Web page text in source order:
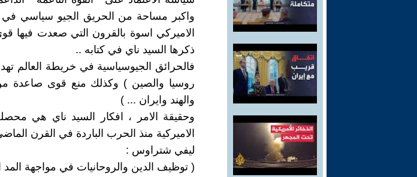
واكبر مساحة من الحريق الجيو سياسي في
الاميركي اسوة بالقرون التي صعدت فيها
ذكرها السيد ناي في كتابه ..
فالحرائق الجيوسياسية في خريطة العالم
روسيا والصين ) وكذلك منع قوى صاعدة
والهند وايران ... )
وحقيقة الامر ، افكار السيد ناي هي
الاميركية منذ الحرب الباردة في القرن
ليفي شتراوس :
( توظيف الدين والروحانيات في مواجهة